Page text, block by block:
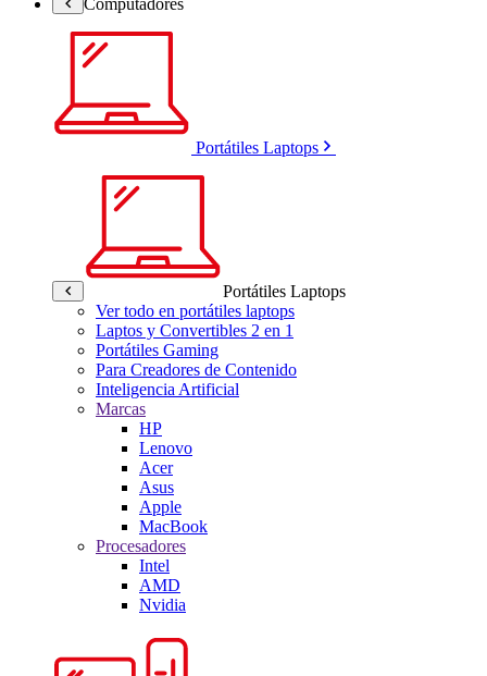
Portátiles Laptops
Portátiles Laptops
Ver todo en portátiles laptops
Laptos y Convertibles 2 en 1
Portátiles Gaming
Para Creadores de Contenido
Inteligencia Artificial
Marcas
HP
Lenovo
Acer
Asus
Apple
MacBook
Procesadores
Intel
AMD
Nvidia